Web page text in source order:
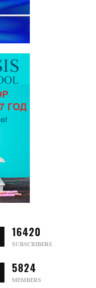
16420
SUBSCRIBERS
5824
MEMBERS